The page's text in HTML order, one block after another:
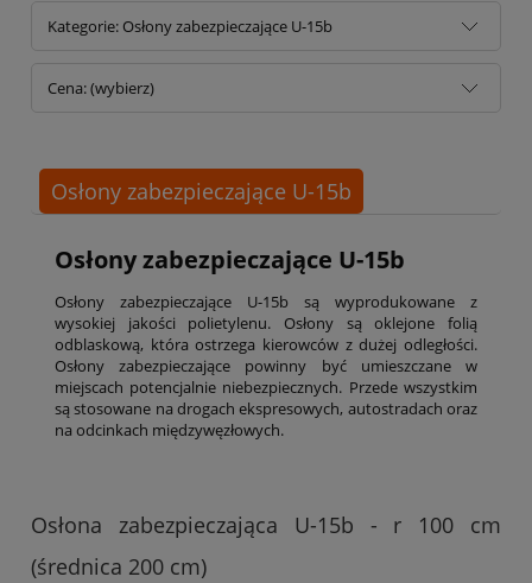
Kategorie: Osłony zabezpieczające U-15b
Cena: (wybierz)
Osłony zabezpieczające U-15b
Osłony zabezpieczające U-15b
Osłony zabezpieczające U-15b są wyprodukowane z
wysokiej jakości polietylenu. Osłony są oklejone folią
odblaskową, która ostrzega kierowców z dużej odległości.
Osłony zabezpieczające powinny być umieszczane w
miejscach potencjalnie niebezpiecznych. Przede wszystkim
są stosowane na drogach ekspresowych, autostradach oraz
na odcinkach międzywęzłowych.
Osłona zabezpieczająca U-15b - r 100 cm
(średnica 200 cm)